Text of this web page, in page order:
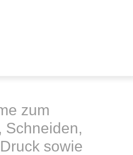
zum
Schneiden,
sowie